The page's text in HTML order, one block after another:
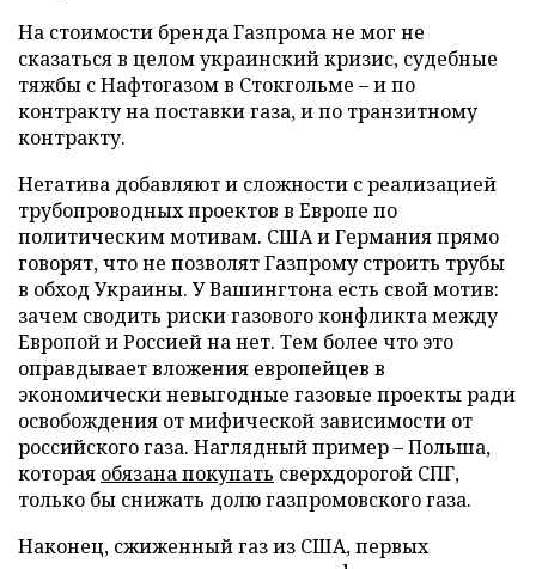
На стоимости бренда Газпрома не мог не
сказаться в целом украинский кризис, судебные
тяжбы с Нафтогазом в Стокгольме – и по
контракту на поставки газа, и по транзитному
контракту.
Негатива добавляют и сложности с реализацией
трубопроводных проектов в Европе по
политическим мотивам. США и Германия прямо
говорят, что не позволят Газпрому строить трубы
в обход Украины. У Вашингтона есть свой мотив:
зачем сводить риски газового конфликта между
Европой и Россией на нет. Тем более что это
оправдывает вложения европейцев в
экономически невыгодные газовые проекты ради
освобождения от мифической зависимости от
российского газа. Наглядный пример – Польша,
которая обязана покупать сверхдорогой СПГ,
только бы снижать долю газпромовского газа.
Наконец, сжиженный газ из США, первых